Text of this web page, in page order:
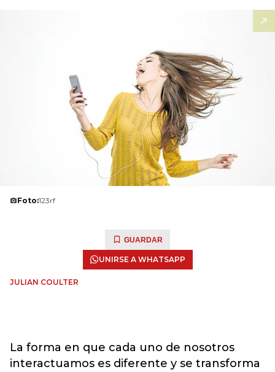
Foto:123rf
GUARDAR
UNIRSE A WHATSAPP
JULIAN COULTER
La forma en que cada uno de nosotros
interactuamos es diferente y se transforma